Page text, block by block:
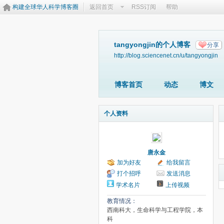
构建全球华人科学博客圈 返回首页 RSS订阅 帮助
tangyongjin的个人博客 分享
http://blog.sciencenet.cn/u/tangyongjin
博客首页 动态 博文
个人资料
唐永金
加为好友
给我留言
打个招呼
发送消息
学术名片
上传视频
教育情况：
西南科大，生命科学与工程学院，本
科